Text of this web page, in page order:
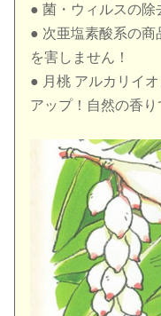
● 菌・ウィルスの除
● 次亜塩素酸系の
を害しません！
● 月桃 アルカリイ
アップ！自然の香り